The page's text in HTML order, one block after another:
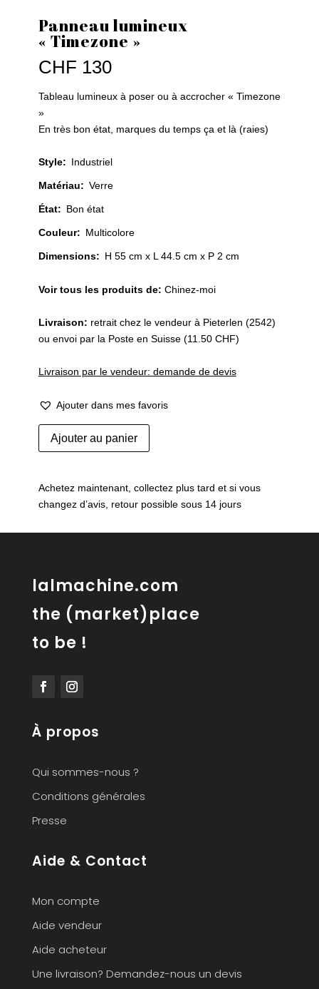
Panneau lumineux
« Timezone »
CHF 130
Tableau lumineux à poser ou à accrocher « Timezone
»
En très bon état, marques du temps ça et là (raies)
Style: Industriel
Matériau: Verre
État: Bon état
Couleur: Multicolore
Dimensions: H 55 cm x L 44.5 cm x P 2 cm
Voir tous les produits de: Chinez-moi
Livraison: retrait chez le vendeur à Pieterlen (2542)
ou envoi par la Poste en Suisse (11.50 CHF)
Livraison par le vendeur: demande de devis
Ajouter dans mes favoris
quantité
de
Ajouter au panier
Achetez maintenant, collectez plus tard et si vous
changez d’avis, retour possible sous 14 jours
lalmachine.com
the (market)place
to be !
À propos
Qui sommes-nous ?
Conditions générales
Presse
Aide & Contact
Mon compte
Aide vendeur
Aide acheteur
Une livraison? Demandez-nous un devis